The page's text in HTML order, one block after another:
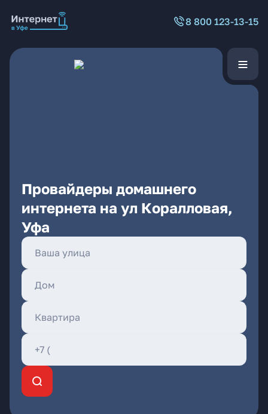
8 800 123-13-15
Провайдеры домашнего
интернета на ул Коралловая,
Уфа